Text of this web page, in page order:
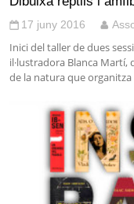
17 juny 2016
Inici del taller de dues
il·lustradora Blanca
de la natura que organitza